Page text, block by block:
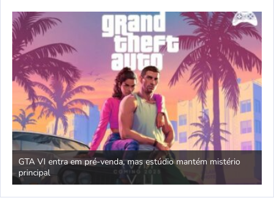
GTA VI entra em pré-venda, mas estúdio mantém mistério
principal